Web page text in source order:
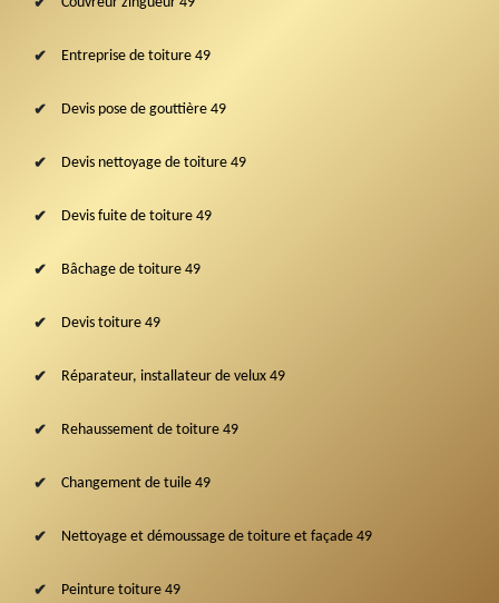
Entreprise de toiture 49
Devis pose de gouttière 49
Devis nettoyage de toiture 49
Devis fuite de toiture 49
Bâchage de toiture 49
Devis toiture 49
Réparateur, installateur de velux 49
Rehaussement de toiture 49
Changement de tuile 49
Nettoyage et démoussage de toiture et façade 49
Peinture toiture 49